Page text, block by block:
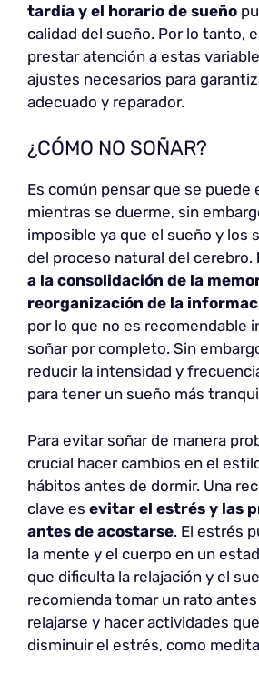
tardía y el horario de sueño
calidad del sueño. Por lo tanto,
prestar atención a estas
ajustes necesarios para
adecuado y reparador.
¿CÓMO NO SOÑAR?
Es común pensar que se puede
mientras se duerme, sin
imposible ya que el sueño y los
del proceso natural del cerebro.
a la consolidación de la
reorganización de la
por lo que no es recomendable
soñar por completo. Sin
reducir la intensidad y
para tener un sueño más
Para evitar soñar de manera
crucial hacer cambios en el
hábitos antes de dormir. Una
clave es evitar el estrés y las
antes de acostarse. El estrés
la mente y el cuerpo en un
que dificulta la relajación y el
recomienda tomar un rato
relajarse y hacer actividades
disminuir el estrés, como